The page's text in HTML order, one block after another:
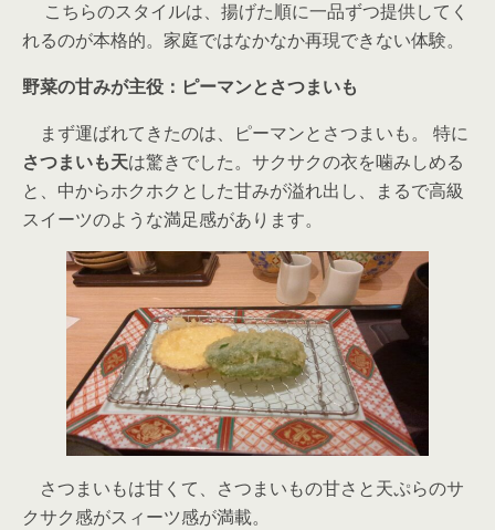
こちらのスタイルは、揚げた順に一品ずつ提供してく
れるのが本格的。家庭ではなかなか再現できない体験。
野菜の甘みが主役：ピーマンとさつまいも
まず運ばれてきたのは、ピーマンとさつまいも。 特に
さつまいも天は驚きでした。サクサクの衣を噛みしめる
と、中からホクホクとした甘みが溢れ出し、まるで高級
スイーツのような満足感があります。
さつまいもは甘くて、さつまいもの甘さと天ぷらのサ
クサク感がスィーツ感が満載。